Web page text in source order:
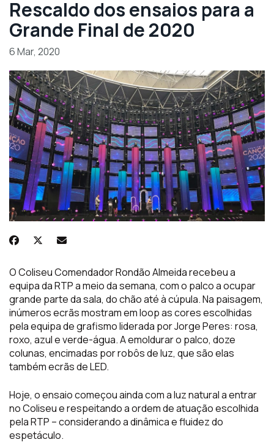
Rescaldo dos ensaios para a
Grande Final de 2020
6 Mar, 2020
O Coliseu Comendador Rondão Almeida recebeu a
equipa da RTP a meio da semana, com o palco a ocupar
grande parte da sala, do chão até à cúpula. Na paisagem,
inúmeros ecrãs mostram em loop as cores escolhidas
pela equipa de grafismo liderada por Jorge Peres: rosa,
roxo, azul e verde-água. A emoldurar o palco, doze
colunas, encimadas por robôs de luz, que são elas
também ecrãs de LED.
Hoje, o ensaio começou ainda com a luz natural a entrar
no Coliseu e respeitando a ordem de atuação escolhida
pela RTP – considerando a dinâmica e fluidez do
espetáculo.